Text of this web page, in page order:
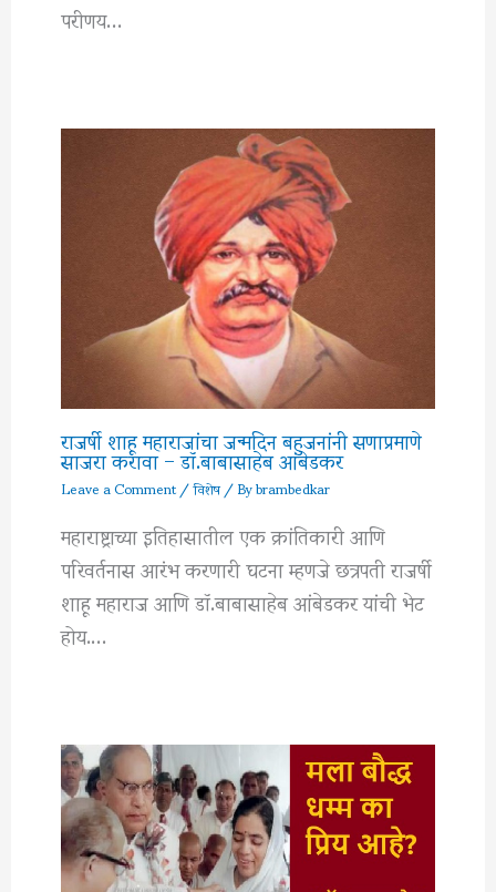
परीणय…
राजर्षी शाहू महाराजांचा जन्मदिन बहुजनांनी सणाप्रमाणे
साजरा करावा – डॉ.बाबासाहेब आंबेडकर
Leave a Comment/विशेष/ Bybrambedkar
महाराष्ट्राच्या इतिहासातील एक क्रांतिकारी आणि
परिवर्तनास आरंभ करणारी घटना म्हणजे छत्रपती राजर्षी
शाहू महाराज आणि डॉ.बाबासाहेब आंबेडकर यांची भेट
होय.…